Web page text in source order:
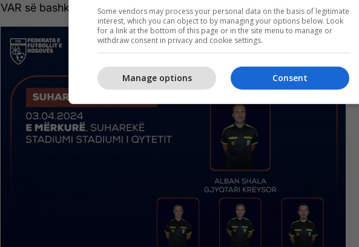
VAR së bashku me Edmond Zeqirin.Some vendors may process your personal data on the basis of legitimate
interest, which you can object to by managing your options below. Look
for a link at the bottom of this page or in the site menu to manage or
withdraw consent in privacy and cookie settings.
Consent
Manage options